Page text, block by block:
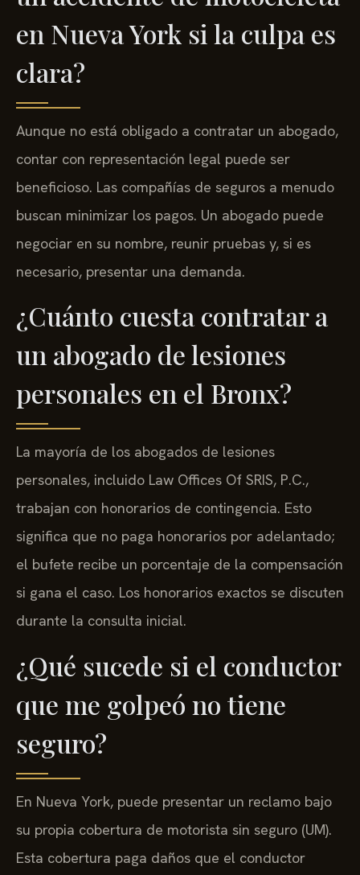
en Nueva York si la culpa es
clara?
Aunque no está obligado a contratar un abogado,
contar con representación legal puede ser
beneficioso. Las compañías de seguros a menudo
buscan minimizar los pagos. Un abogado puede
negociar en su nombre, reunir pruebas y, si es
necesario, presentar una demanda.
¿Cuánto cuesta contratar a
un abogado de lesiones
personales en el Bronx?
La mayoría de los abogados de lesiones
personales, incluido Law Offices Of SRIS, P.C.,
trabajan con honorarios de contingencia. Esto
significa que no paga honorarios por adelantado;
el bufete recibe un porcentaje de la compensación
si gana el caso. Los honorarios exactos se discuten
durante la consulta inicial.
¿Qué sucede si el conductor
que me golpeó no tiene
seguro?
En Nueva York, puede presentar un reclamo bajo
su propia cobertura de motorista sin seguro (UM).
Esta cobertura paga daños que el conductor